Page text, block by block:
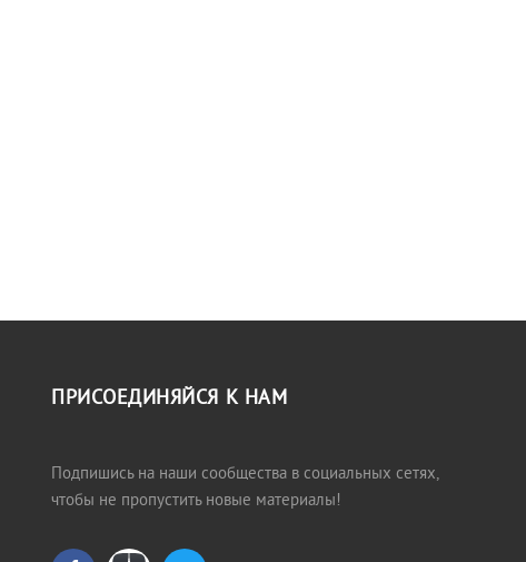
ПРИСОЕДИНЯЙСЯ К НАМ
Подпишись на наши сообщества в социальных сетях,
чтобы не пропустить новые материалы!